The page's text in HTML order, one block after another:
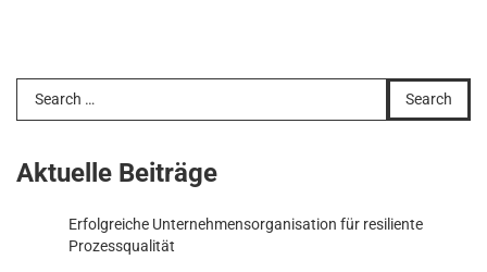
Search
for:
Aktuelle Beiträge
Erfolgreiche Unternehmensorganisation für resiliente
Prozessqualität